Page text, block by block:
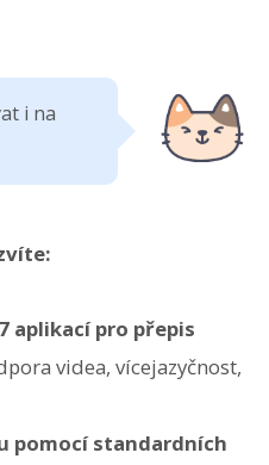
i na
aplikací pro přepis
videa, vícejazyčnost,
pomocí standardních